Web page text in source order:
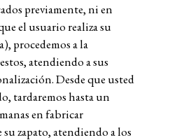
previamente, ni en
el usuario realiza su
procedemos a la
atendiendo a sus
.Desde que usted
tardaremos hasta un
en fabricar
zapato, atendiendo a los